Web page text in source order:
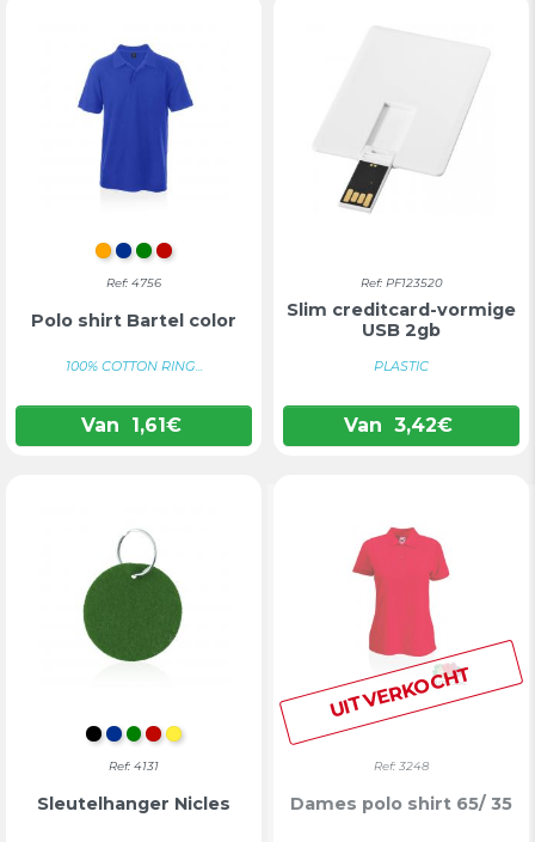
ORANJE
BLAUW
GROEN
ROOD
Ref: 4756
Polo shirt Bartel color
100% COTTON RING...
Van 1,61€
Ref: PF123520
Slim creditcard-vormige
USB 2gb
PLASTIC
Van 3,42€
ZWART
BLAUW
GROEN
ROOD
GEEL
Ref: 4131
Sleutelhanger Nicles
UITVERKOCHT
Ref: 3248
Dames polo shirt 65/ 35